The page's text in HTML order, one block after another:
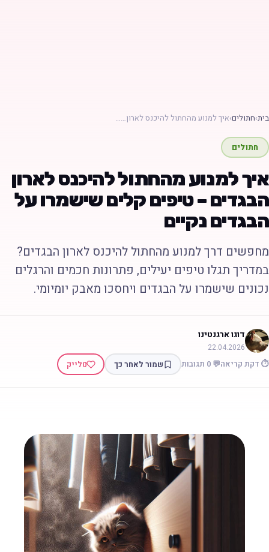
›חתולים›איך למנוע מהחתול להיכנס לארון……
חתולים
למנוע מהחתול להיכנס לארון
– טיפים קלים שישמרו על
נקיים
דרך למנוע מהחתול להיכנס לארון הבגדים?
תגלו טיפים יעילים, פתרונות חכמים והרגלים
שישמרו על הבגדים ויחסכו מאבק יומיומי.
דוגו ארגנטינו
22.04.2026
דקת קריאה💬 0 תגובות שמור לאחר כך 0לייק